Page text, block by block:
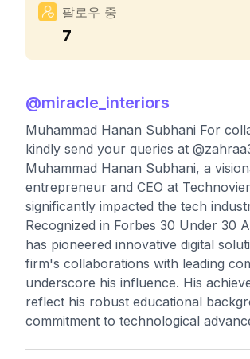
팔로우 중
7
@miracle_interiors
Muhammad Hanan Subhani For
kindly send your queries at
Muhammad Hanan Subhani, a
entrepreneur and CEO at
significantly impacted the tech
Recognized in Forbes 30 Under 30
has pioneered innovative digital
firm's collaborations with leading
underscore his influence. His
reflect his robust educational
commitment to technological